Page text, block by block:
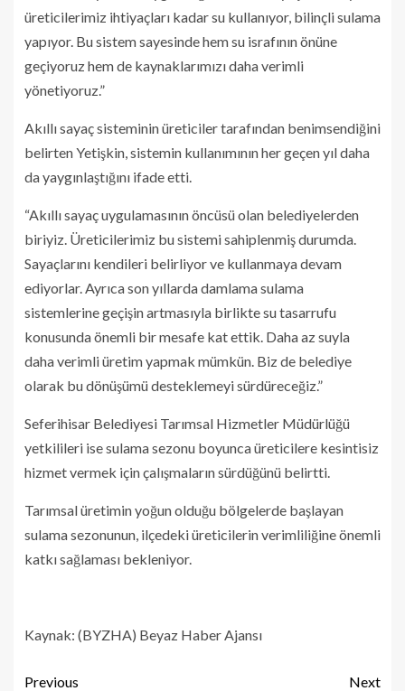
üreticilerimiz ihtiyaçları kadar su kullanıyor, bilinçli sulama
yapıyor. Bu sistem sayesinde hem su israfının önüne
geçiyoruz hem de kaynaklarımızı daha verimli
yönetiyoruz.”
Akıllı sayaç sisteminin üreticiler tarafından benimsendiğini
belirten Yetişkin, sistemin kullanımının her geçen yıl daha
da yaygınlaştığını ifade etti.
“Akıllı sayaç uygulamasının öncüsü olan belediyelerden
biriyiz. Üreticilerimiz bu sistemi sahiplenmiş durumda.
Sayaçlarını kendileri belirliyor ve kullanmaya devam
ediyorlar. Ayrıca son yıllarda damlama sulama
sistemlerine geçişin artmasıyla birlikte su tasarrufu
konusunda önemli bir mesafe kat ettik. Daha az suyla
daha verimli üretim yapmak mümkün. Biz de belediye
olarak bu dönüşümü desteklemeyi sürdüreceğiz.”
Seferihisar Belediyesi Tarımsal Hizmetler Müdürlüğü
yetkilileri ise sulama sezonu boyunca üreticilere kesintisiz
hizmet vermek için çalışmaların sürdüğünü belirtti.
Tarımsal üretimin yoğun olduğu bölgelerde başlayan
sulama sezonunun, ilçedeki üreticilerin verimliliğine önemli
katkı sağlaması bekleniyor.
Kaynak: (BYZHA) Beyaz Haber Ajansı
Previous
Next